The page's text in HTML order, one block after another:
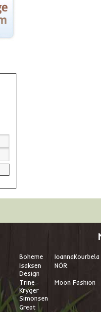
Boheme IoannaKourbela
Isaksen
Design
NÖR
Trine
Kryger
Simonsen
Moon Fashion
Great